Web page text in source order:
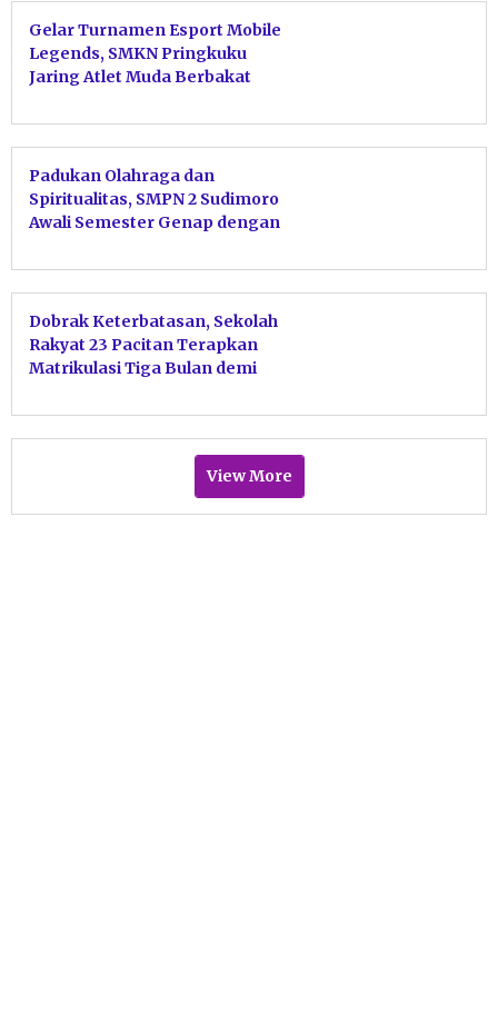
Gelar Turnamen Esport Mobile
Legends, SMKN Pringkuku
Jaring Atlet Muda Berbakat
Padukan Olahraga dan
Spiritualitas, SMPN 2 Sudimoro
Awali Semester Genap dengan
Dobrak Keterbatasan, Sekolah
Rakyat 23 Pacitan Terapkan
Matrikulasi Tiga Bulan demi
View More